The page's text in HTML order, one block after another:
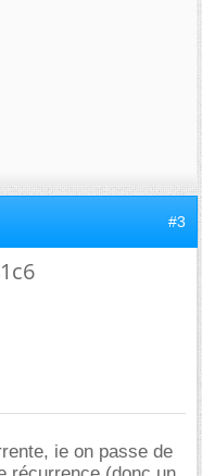
#3
ie on passe de